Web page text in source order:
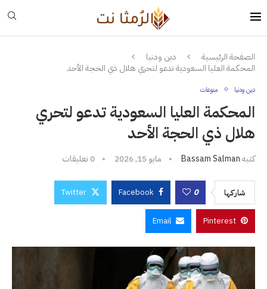
الصفحة الرئيسية
دين ودنيا
المحكمة العليا السعودية تدعو لتحري هلال ذي الحجة الأحد
دين ودنيا منوعات
المحكمة العليا السعودية تدعو لتحري
هلال ذي الحجة الأحد
كتبهBassam Salman مايو 15, 2026 0 تعليقات
شاركها 0
Facebook
Twitter
Pinterest
Email